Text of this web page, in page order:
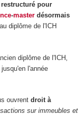
restructuré pour
-masterdésormais
diplôme de l'ICH
diplôme de l'ICH,
l'année
ouvrent droit à
sur immeubles et